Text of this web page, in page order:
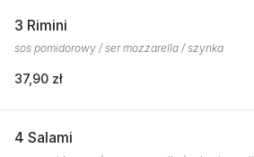
3 Rimini
sos pomidorowy / ser mozzarella / szynka
37,90 zł
4 Salami